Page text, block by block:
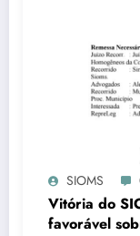
SIOMS
Vitória do
favorável